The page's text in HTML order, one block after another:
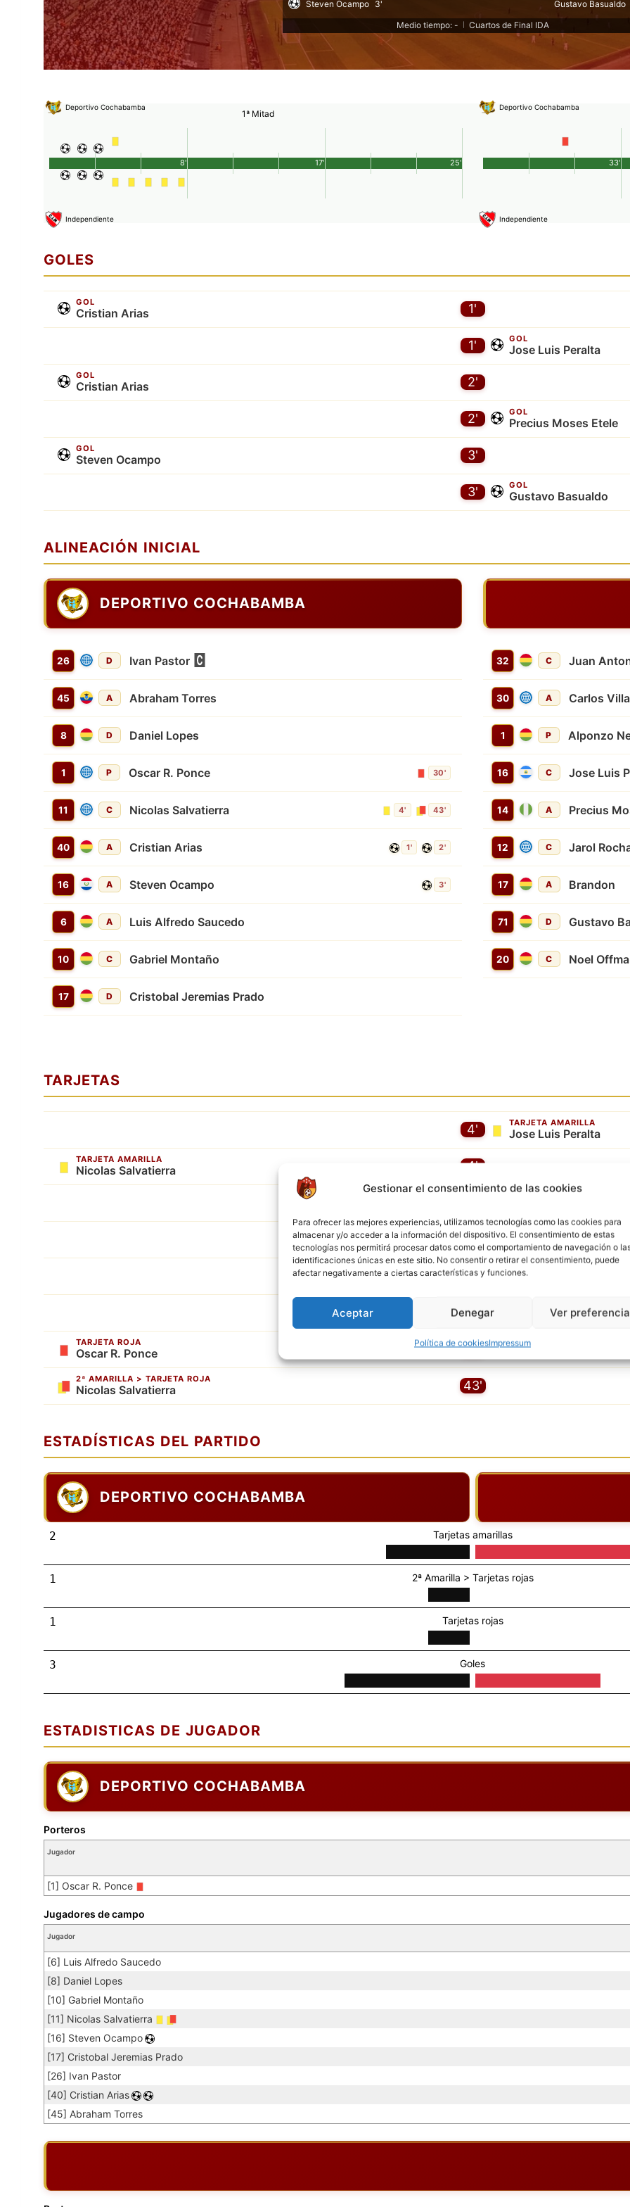
Gestionar el consentimiento de las cookies
Para ofrecer las mejores experiencias, utilizamos tecnologías como las cookies para
almacenar y/o acceder a la información del dispositivo. El consentimiento de estas
tecnologías nos permitirá procesar datos como el comportamiento de navegación o
identificaciones únicas en este sitio. No consentir o retirar el consentimiento, puede
afectar negativamente a ciertas características y funciones.
Aceptar Denegar Ver
Política de cookiesImpressum
Steven Ocampo 3'
Gustavo Basualdo
Medio tiempo: -
Cuartos de Final IDA
Deportivo Cochabamba
1ª Mitad
Independiente
25'
8' 17'
Deportivo Cochabamba
Independiente
33'
GOLES
GOL
Cristian Arias 1'
1' GOL
Jose Luis Peralta
GOL
Cristian Arias 2'
2' GOL
Precius Moses Etele
GOL
Steven Ocampo 3'
3' GOL
Gustavo Basualdo
ALINEACIÓN INICIAL
DEPORTIVO COCHABAMBA
26 D Ivan Pastor
45 A Abraham Torres
8 D Daniel Lopes
1 P Oscar R. Ponce 30'
11 C Nicolas Salvatierra 4' 43'
40 A Cristian Arias 1' 2'
16 A Steven Ocampo 3'
6 A Luis Alfredo Saucedo
10 C Gabriel Montaño
17 D Cristobal Jeremias Prado
32 C Juan
30 A Carlos
1 P Alponzo
16 C Jose Luis
14 A Precius
12 C Jarol
17 A Brandon
71 D Gustavo
20 C Noel
TARJETAS
4' TARJETA AMARILLA
Jose Luis Peralta
TARJETA AMARILLA
Nicolas Salvatierra 4'
TARJETA AMARILLA
6' TARJETA AMARILLA
Jarol Rocha
7' TARJETA AMARILLA
Gustavo Basualdo
8' Brandon
TARJETA ROJA
Oscar R. Ponce 30'
2ª AMARILLA > TARJETA ROJA
Nicolas Salvatierra 43'
ESTADÍSTICAS DEL PARTIDO
DEPORTIVO COCHABAMBA
2 Tarjetas amarillas
1 2ª Amarilla > Tarjetas rojas
1 Tarjetas rojas
3 Goles
ESTADISTICAS DE JUGADOR
DEPORTIVO COCHABAMBA
Jugador
[1] Oscar R. Ponce
Porteros
Jugador
[6] Luis Alfredo Saucedo
[8] Daniel Lopes
[10] Gabriel Montaño
[11] Nicolas Salvatierra
[16] Steven Ocampo
[17] Cristobal Jeremias Prado
[26] Ivan Pastor
[40] Cristian Arias
[45] Abraham Torres
Jugadores de campo